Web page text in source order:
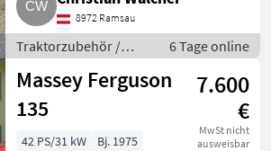
8972 Ramsau
Traktorzubehör /
Sonstiges
Traktorzubehör
6 Tage online
Massey Ferguson
135
7.600
€
MwSt nicht
ausweisbar
42 PS/31 kW
Bj. 1975